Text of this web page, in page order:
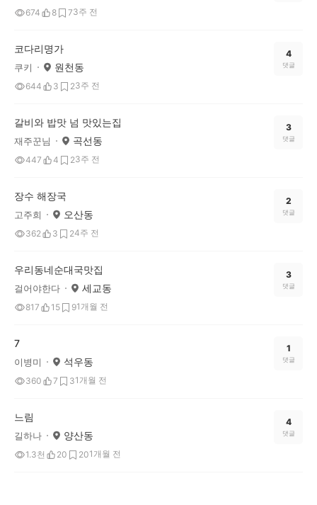
674 8 73주 전
코다리명가
쿠키 원천동
644 3 23주 전
4
댓글
갈비와 밥맛 넘 맛있는집
재주꾼님 곡선동
447 4 23주 전
3
댓글
장수 해장국
고주희 오산동
362 3 24주 전
2
댓글
우리동네순대국맛집
걸어야한다 세교동
817 15 91개월 전
3
댓글
7
이병미 석우동
360 7 31개월 전
1
댓글
느림
길하나 양산동
1.3천 20 201개월 전
4
댓글